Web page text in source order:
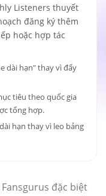
Listeners thuyết
đăng ký thêm
hoặc hợp tác
dài hạn" thay vì đẩy
tiêu theo quốc gia
tổng hợp.
hạn thay vì leo bảng
đặc biệt